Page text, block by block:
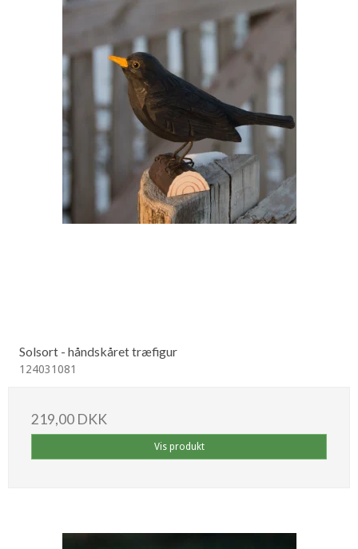
Solsort - håndskåret træfigur
124031081
219,00 DKK
Vis produkt